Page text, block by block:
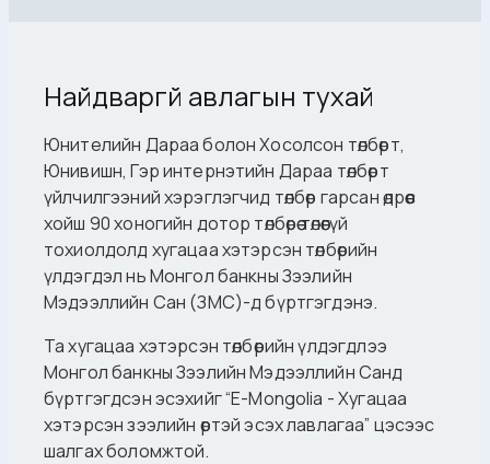
Найдваргүй авлагын тухай
Юнителийн Дараа болон Хосолсон төлбөрт,
Юнивишн, Гэр интернэтийн Дараа төлбөрт
үйлчилгээний хэрэглэгчид төлбөр гарсан өдрөөс
хойш 90 хоногийн дотор төлбөрөө төлөөгүй
тохиолдолд хугацаа хэтэрсэн төлбөрийн
үлдэгдэл нь Монгол банкны Зээлийн
Мэдээллийн Сан (ЗМС)-д бүртгэгдэнэ.
Та хугацаа хэтэрсэн төлбөрийн үлдэгдлээ
Монгол банкны Зээлийн Мэдээллийн Санд
бүртгэгдсэн эсэхийг “E-Mongolia - Хугацаа
хэтэрсэн зээлийн өртэй эсэх лавлагаа” цэсээс
шалгах боломжтой.